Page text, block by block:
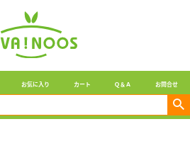
お気に入り カート Ｑ＆Ａ お問合せ